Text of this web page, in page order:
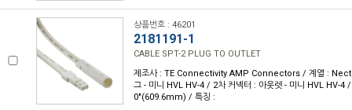
상품번호 : 46201
2181191-1
CABLE SPT-2 PLUG TO OUTLET
제조사 : TE Connectivity AMP Connectors / 계열 :
그 - 미니 HVL HV-4 / 2차 커넥터 : 아웃렛 - 미니 HVL HV-4
0"(609.6mm) / 특징 :